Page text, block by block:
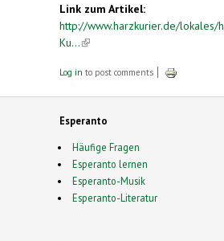
Link zum Artikel:
http://www.harzkurier.de/
Ku...(link is external)
Log in to post comments
Esperanto
Häufige Fragen
Esperanto lernen
Esperanto-Musik
Esperanto-Literatur